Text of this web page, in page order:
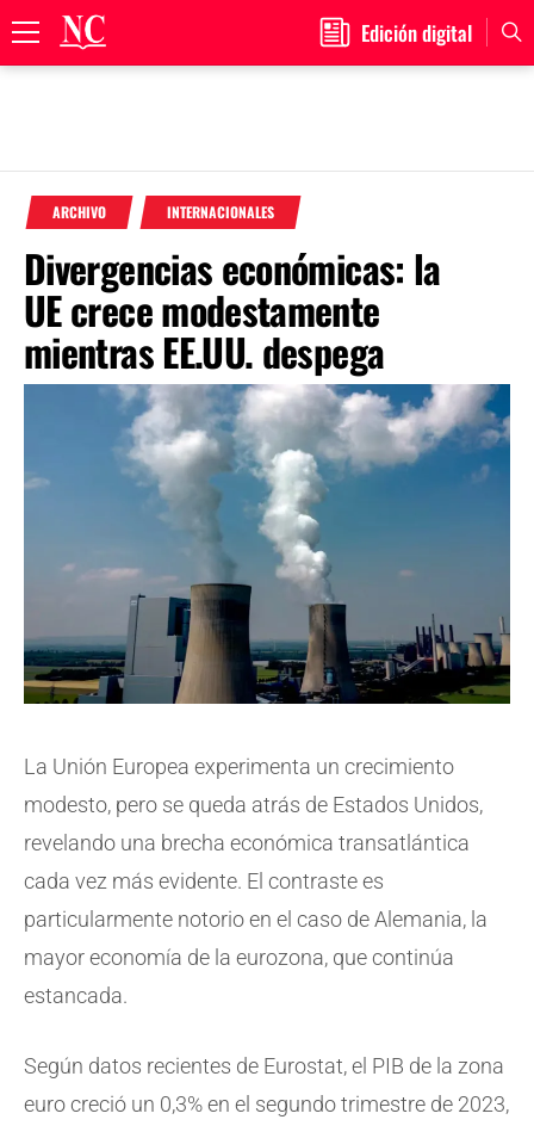
content
Edición digital
ARCHIVO INTERNACIONALES
Divergencias económicas: la
UE crece modestamente
mientras EE.UU. despega
La Unión Europea experimenta un crecimiento
modesto, pero se queda atrás de Estados Unidos,
revelando una brecha económica transatlántica
cada vez más evidente. El contraste es
particularmente notorio en el caso de Alemania, la
mayor economía de la eurozona, que continúa
estancada.
Según datos recientes de Eurostat, el PIB de la zona
euro creció un 0,3% en el segundo trimestre de 2023,